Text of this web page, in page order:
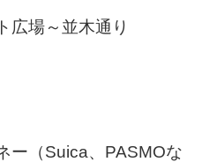
場～並木通り
ー（Suica、PASMOな